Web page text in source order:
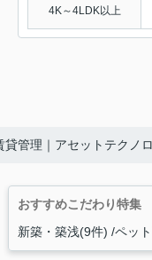
4K～4LDK以上
貸管理｜アセットテクノ
おすすめこだわり特集
新築・築浅(9件) ペッ